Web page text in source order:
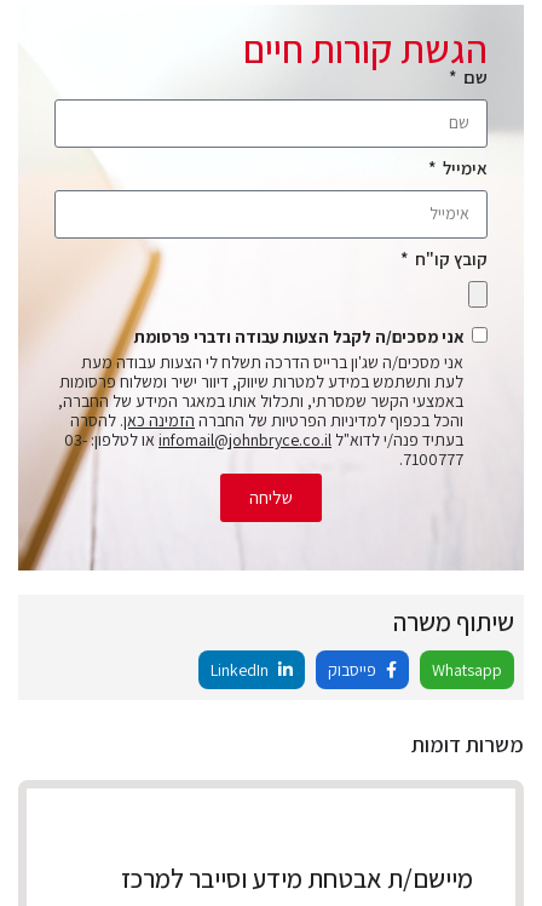
הגשת קורות חיים
שם
אימייל
קובץ קו"ח
אני מסכים/ה לקבל הצעות עבודה ודברי פרסומת
אני מסכים/ה שג'ון ברייס הדרכה תשלח לי הצעות עבודה מעת
לעת ותשתמש במידע למטרות שיווק, דיוור ישיר ומשלוח פרסומות
באמצעי הקשר שמסרתי, ותכלול אותו במאגר המידע של החברה,
והכל בכפוף למדיניות הפרטיות של החברה הזמינה כאן. להסרה
בעתיד פנה/י לדוא"ל infomail@johnbryce.co.il
או לטלפון: 03-
7100777.
שליחה
שיתוף משרה
Whatsapp פייסבוק
משרות דומות
מיישם/ת אבטחת מידע וסייבר למרכז